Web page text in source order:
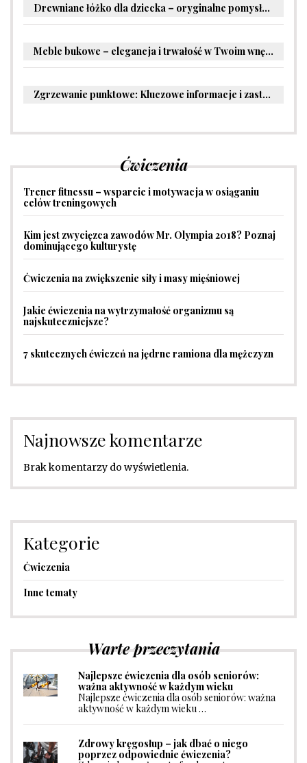
Drewniane łóżko dla dziecka – oryginalne pomysły na aranżację pokoju malucha
Meble bukowe – elegancja i trwałość w Twoim wnętrzu
Zgrzewanie punktowe: Kluczowe informacje i zastosowania w przemyśle
Ćwiczenia
Trener fitnessu – wsparcie i motywacja w osiąganiu
celów treningowych
Kim jest zwycięzca zawodów Mr. Olympia 2018? Poznaj
dominującego kulturystę
Ćwiczenia na zwiększenie siły i masy mięśniowej
Jakie ćwiczenia na wytrzymałość organizmu są
najskuteczniejsze?
7 skutecznych ćwiczeń na jędrne ramiona dla mężczyzn
Najnowsze komentarze
Brak komentarzy do wyświetlenia.
Kategorie
Ćwiczenia
Inne tematy
Warte przeczytania
Najlepsze ćwiczenia dla osób seniorów:
ważna aktywność w każdym wieku
Najlepsze ćwiczenia dla osób seniorów: ważna
aktywność w każdym wieku …
Zdrowy kręgosłup – jak dbać o niego
poprzez odpowiednie ćwiczenia?